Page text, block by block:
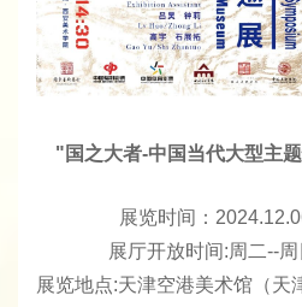
"国之大者-中国当代大型主
展览时间：
展厅开放时间:周二--
展览地点:天津空港美术馆（天